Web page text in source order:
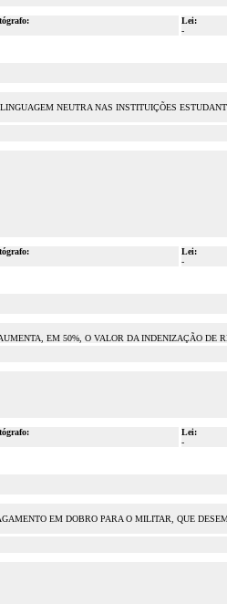
Lei:
-
NEUTRA NAS INSTITUIÇÕES
Lei:
-
EM 50%, O VALOR DA INDENIZAÇÃO DE
Lei:
-
EM DOBRO PARA O MILITAR, QUE